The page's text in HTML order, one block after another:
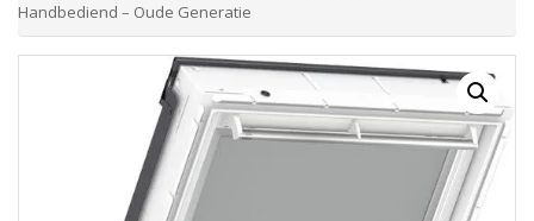
Handbediend – Oude Generatie